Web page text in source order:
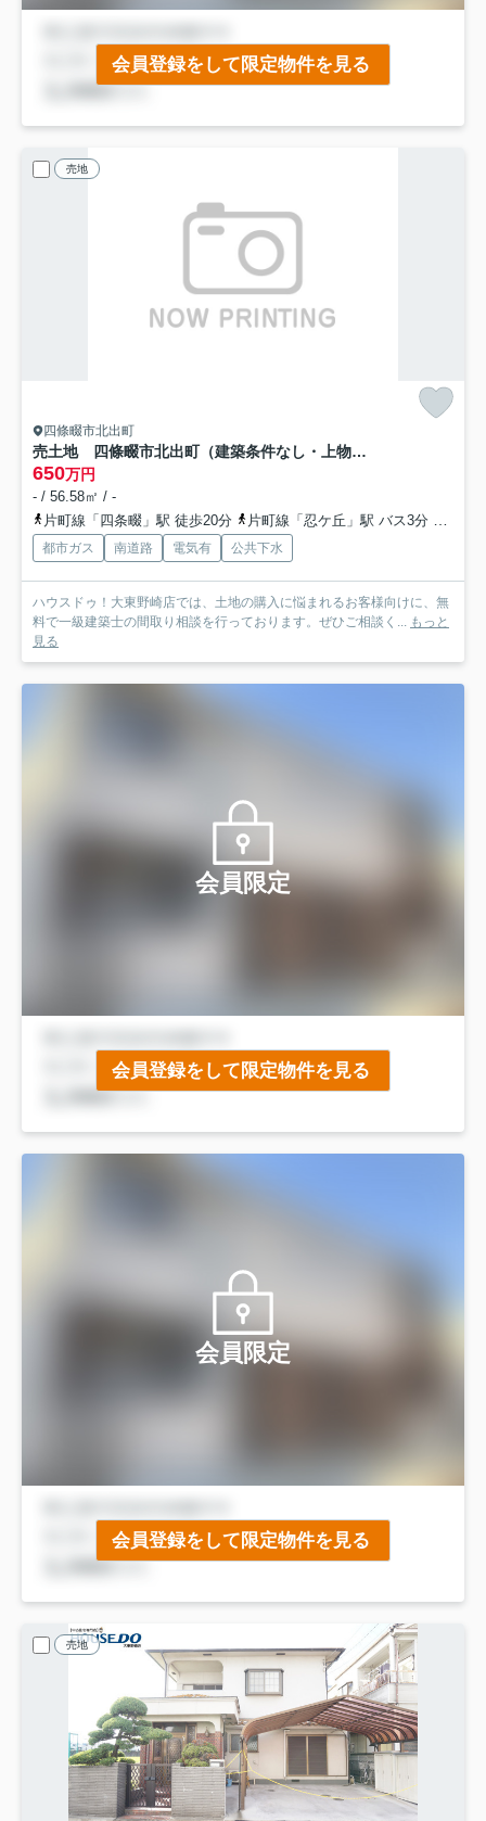
会員登録をして限定物件を見る
売地
四條畷市北出町
売土地 四條畷市北出町（建築条件なし・上物有）
650万円
- / 56.58㎡ / -
片町線「四条畷」駅 徒歩20分
片町線「忍ケ丘」駅 バス3分 京阪バス「蔀屋」 停歩8分
都市ガス 南道路 電気有 公共下水
ハウスドゥ！大東野崎店では、土地の購入に悩まれるお客様向けに、無
料で一級建築士の間取り相談を行っております。ぜひご相談く... もっと
見る
会員限定
会員登録をして限定物件を見る
会員限定
会員登録をして限定物件を見る
売地